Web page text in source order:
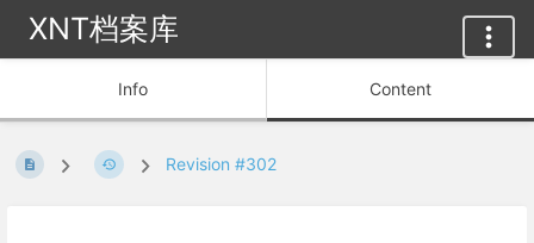
XNT档案库
Info Content
Revision #302